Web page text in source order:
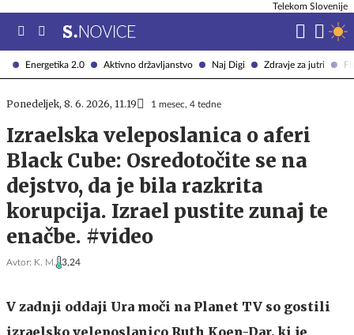
Energetika 2.0 Aktivno državljanstvo Naj Digi Zdravje za jutri
Telekom Slovenije
Ponedeljek, 8. 6. 2026, 11.19 1 mesec, 4 tedne
Izraelska veleposlanica o aferi
Black Cube: Osredotočite se na
dejstvo, da je bila razkrita
korupcija. Izrael pustite zunaj te
enačbe. #video
Avtor: K. M. 3,24
V zadnji oddaji Ura moči na Planet TV so gostili
izraelsko veleposlanico Ruth Koen-Dar, ki je